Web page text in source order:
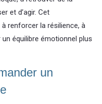
et d’agir. Cet
renforcer la résilience, à
équilibre émotionnel plus
un